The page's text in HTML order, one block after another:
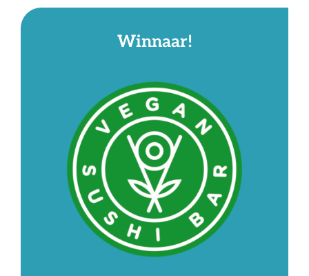
Winnaar!